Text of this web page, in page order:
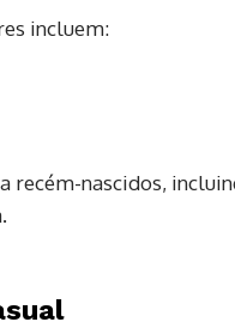
incluem:
recém-nascidos,